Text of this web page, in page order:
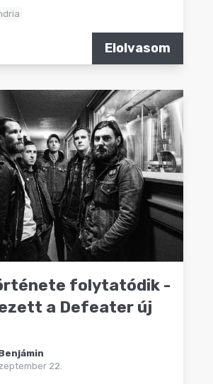
Elolvasom
folytatódik -
a Defeater új
22.